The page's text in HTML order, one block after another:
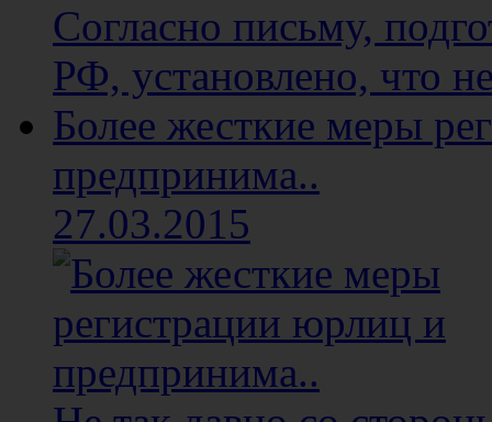
Согласно письму,
РФ, установлено, что
Более жесткие меры
предпринима..
27.03.2015